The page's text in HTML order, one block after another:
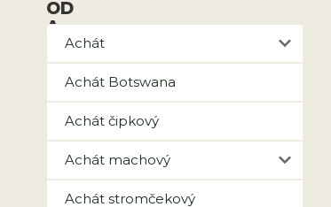
Achát
Achát Botswana
Achát čipkový
Achát machový
Achát stromčekový